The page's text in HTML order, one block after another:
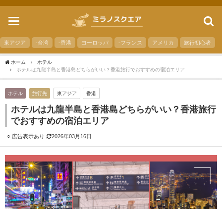
toggle
東アジア -台湾 -香港 ヨーロッパ -フランス アメリカ 旅行初心者
ホーム
ホテル
ホテルは九龍半島と香港島どちらがいい？香港旅行でおすすめの宿泊エリア
ホテル 旅行先 東アジア 香港
ホテルは九龍半島と香港島どちらがいい？香港旅行
でおすすめの宿泊エリア
2026年03月16日